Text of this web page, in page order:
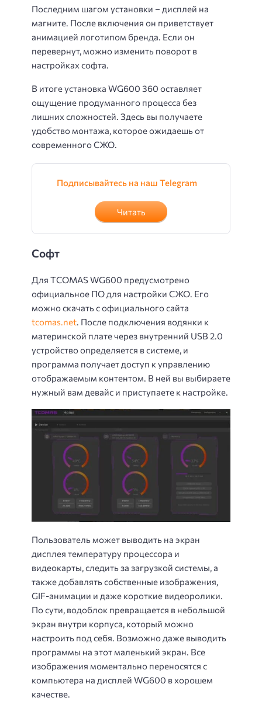
Последним шагом установки – дисплей на
магните. После включения он приветствует
анимацией логотипом бренда. Если он
перевернут, можно изменить поворот в
настройках софта.
В итоге установка WG600 360 оставляет
ощущение продуманного процесса без
лишних сложностей. Здесь вы получаете
удобство монтажа, которое ожидаешь от
современного СЖО.
Подписывайтесь на наш Telegram
Читать
Софт
Для TCOMAS WG600 предусмотрено
официальное ПО для настройки СЖО. Его
можно скачать с официального сайта
tcomas.net. После подключения водянки к
материнской плате через внутренний USB 2.0
устройство определяется в системе, и
программа получает доступ к управлению
отображаемым контентом. В ней вы выбираете
нужный вам девайс и приступаете к настройке.
Пользователь может выводить на экран
дисплея температуру процессора и
видеокарты, следить за загрузкой системы, а
также добавлять собственные изображения,
GIF-анимации и даже короткие видеоролики.
По сути, водоблок превращается в небольшой
экран внутри корпуса, который можно
настроить под себя. Возможно даже выводить
программы на этот маленький экран. Все
изображения моментально переносятся с
компьютера на дисплей WG600 в хорошем
качестве.